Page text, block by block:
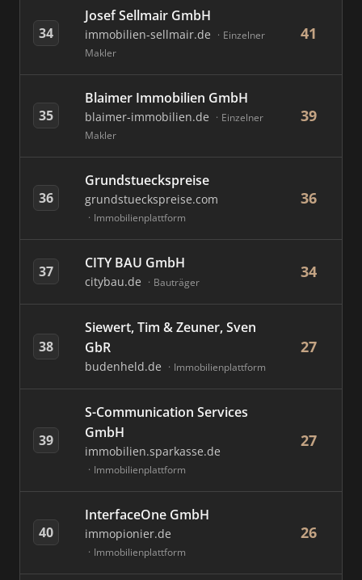
34
Josef Sellmair GmbH
immobilien-sellmair.de
Einzelner
Makler
41
35
Blaimer Immobilien GmbH
blaimer-immobilien.de
Einzelner
Makler
39
36
Grundstueckspreise
grundstueckspreise.com
Immobilienplattform
36
37 CITY BAU GmbH
citybau.de Bauträger
34
38
Siewert, Tim & Zeuner, Sven
GbR
budenheld.de Immobilienplattform
27
39
S-Communication Services
GmbH
immobilien.sparkasse.de
Immobilienplattform
27
40
InterfaceOne GmbH
immopionier.de
Immobilienplattform
26